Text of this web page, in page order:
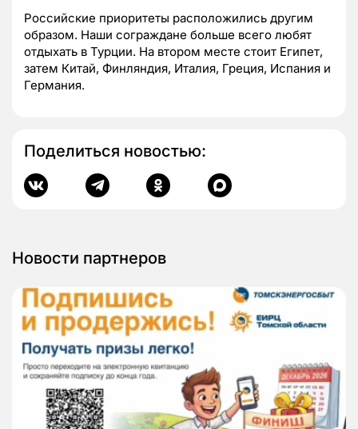
Российские приоритеты расположились другим
образом. Наши сограждане больше всего любят
отдыхать в Турции. На втором месте стоит Египет,
затем Китай, Финляндия, Италия, Греция, Испания и
Германия.
Поделиться новостью:
Новости партнеров